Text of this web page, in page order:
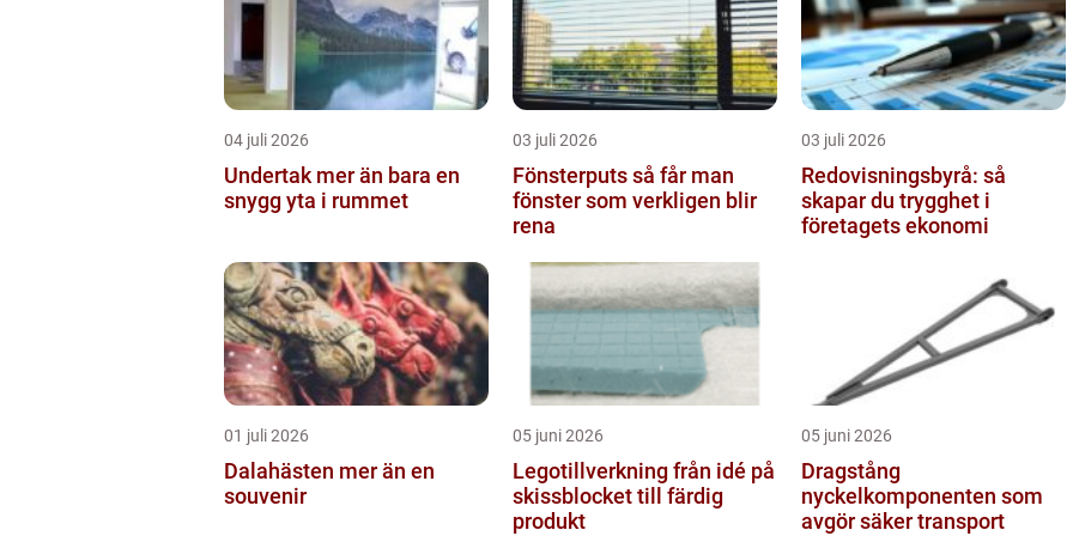
04 juli 2026
Undertak mer än bara en
snygg yta i rummet
03 juli 2026
Fönsterputs så får man
fönster som verkligen blir
rena
03 juli 2026
Redovisningsbyrå: så
skapar du trygghet i
företagets ekonomi
01 juli 2026
Dalahästen mer än en
souvenir
05 juni 2026
Legotillverkning från idé på
skissblocket till färdig
produkt
05 juni 2026
Dragstång
nyckelkomponenten som
avgör säker transport